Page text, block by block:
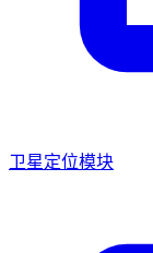
卫星定位模块